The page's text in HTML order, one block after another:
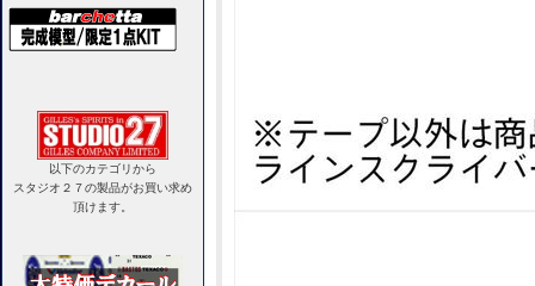
以下のカテゴリから
スタジオ２７の製品がお買い求め
頂けます。